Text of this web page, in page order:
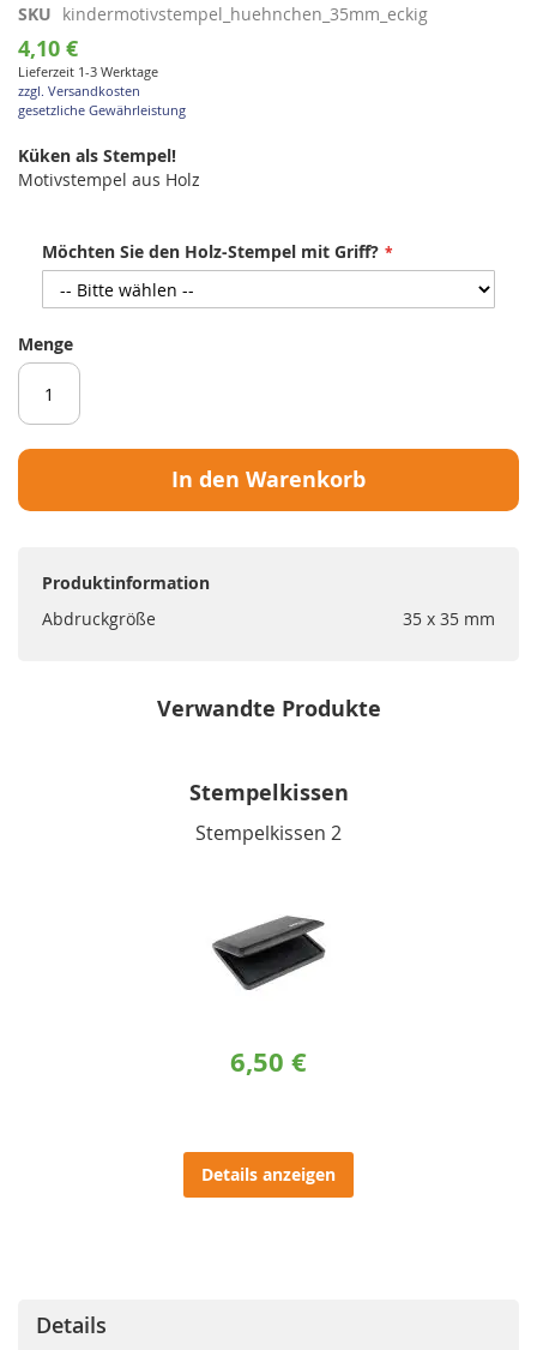
Zum
Anfang
der
Bildgalerie
springen
SKU kindermotivstempel_huehnchen_35mm_eckig
4,10 €
Lieferzeit 1-3 Werktage
zzgl. Versandkosten
gesetzliche Gewährleistung
Küken als Stempel!
Motivstempel aus Holz
Möchten Sie den Holz-Stempel mit Griff?
Menge
In den Warenkorb
Produktinformation
Abdruckgröße
35 x 35 mm
Verwandte Produkte
Stempelkissen
Stempelkissen 2
6,50 €
Details anzeigen
Details